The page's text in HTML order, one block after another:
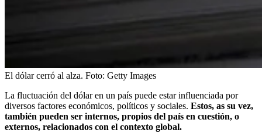
El dólar cerró al alza. Foto: Getty Images
La fluctuación del dólar en un país puede estar influenciada por
diversos factores económicos, políticos y sociales. Estos, as su vez,
también pueden ser internos, propios del país en cuestión, o
externos, relacionados con el contexto global.